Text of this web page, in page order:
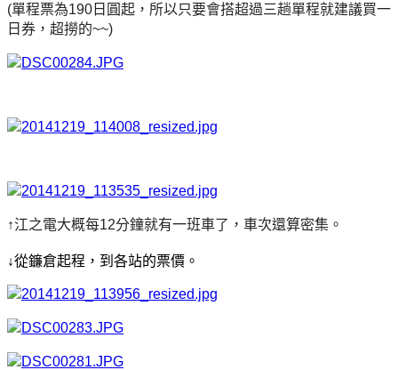
(單程票為190日圓起，所以只要會搭超過三趟單程就建議買一
日券，超撈的~~)
↑江之電大概每12分鐘就有一班車了，車次還算密集。
↓從鐮倉起程，到各站的票價。